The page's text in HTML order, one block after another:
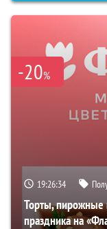
-20%
19:26:33
Торты, пирожные
праздника на